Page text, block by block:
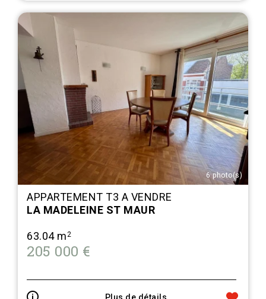
6 photo(s)
APPARTEMENT T3 A VENDRE
LA MADELEINE ST MAUR
63.04 m2
205 000 €